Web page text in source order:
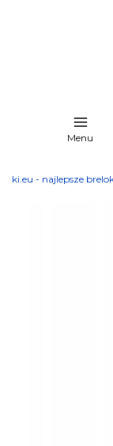
Menu
- najlepsze